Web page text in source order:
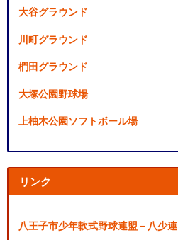
大谷グラウンド
川町グラウンド
椚田グラウンド
大塚公園野球場
上柚木公園ソフトボール場
リンク
八王子市少年軟式野球連盟 – 八少連